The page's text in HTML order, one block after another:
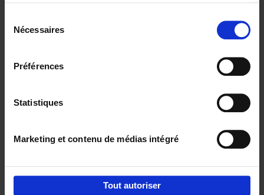
Nécessaires
Préférences
Statistiques
Marketing et contenu de médias intégré
Tout autoriser
Building Bonds = Building